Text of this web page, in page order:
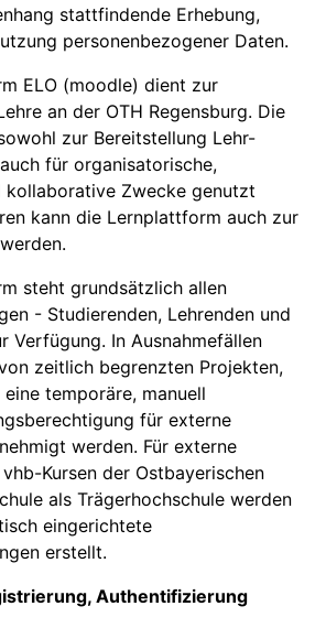
stattfindende Erhebung,
personenbezogener Daten.
ELO (moodle) dient zur
an der OTH Regensburg. Die
zur Bereitstellung Lehr-
für organisatorische,
kollaborative Zwecke genutzt
kann die Lernplattform auch zur
steht grundsätzlich allen
- Studierenden, Lehrenden und
Verfügung. In Ausnahmefällen
zeitlich begrenzten Projekten,
temporäre, manuell
für externe
werden. Für externe
Kursen der Ostbayerischen
als Trägerhochschule werden
eingerichtete
erstellt.
Authentifizierung